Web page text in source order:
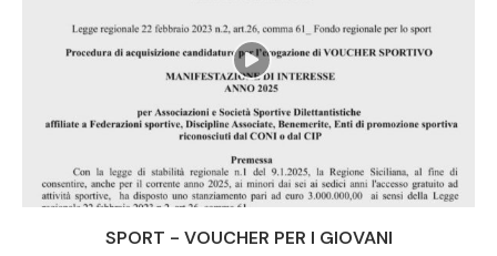
SPORT - VOUCHER PER I GIOVANI